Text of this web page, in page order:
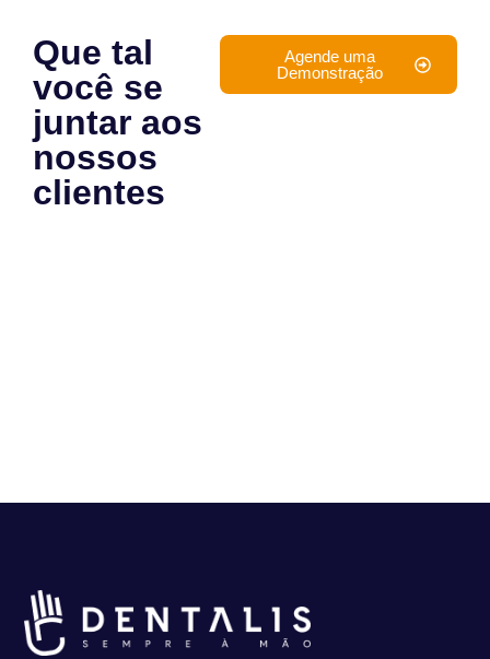
Que tal
você se
juntar aos
nossos
clientes
Agende uma
Demonstração